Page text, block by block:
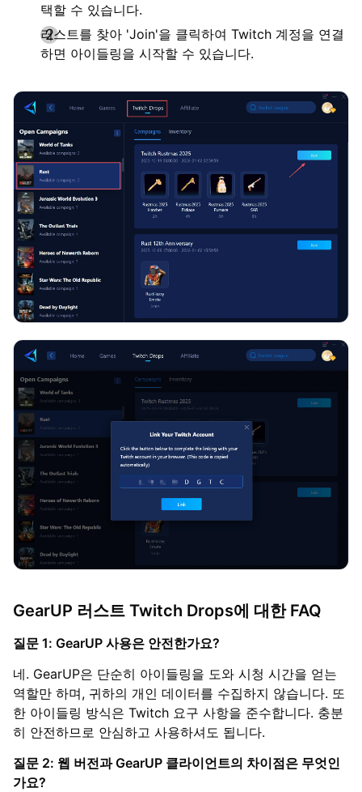
택할 수 있습니다.
러스트를 찾아 'Join'을 클릭하여 Twitch 계정을 연결
하면 아이들링을 시작할 수 있습니다.
GearUP 러스트 Twitch Drops에 대한 FAQ
질문 1: GearUP 사용은 안전한가요?
네. GearUP은 단순히 아이들링을 도와 시청 시간을 얻는
역할만 하며, 귀하의 개인 데이터를 수집하지 않습니다. 또
한 아이들링 방식은 Twitch 요구 사항을 준수합니다. 충분
히 안전하므로 안심하고 사용하셔도 됩니다.
질문 2: 웹 버전과 GearUP 클라이언트의 차이점은 무엇인
가요?